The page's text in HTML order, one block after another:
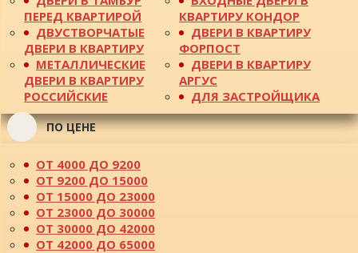
ПЕРЕД КВАРТИРОЙ
ДВУСТВОРЧАТЫЕ
ДВЕРИ В КВАРТИРУ
МЕТАЛЛИЧЕСКИЕ
ДВЕРИ В КВАРТИРУ
РОССИЙСКИЕ
КВАРТИРУ КОНДОР
ДВЕРИ В КВАРТИРУ
ФОРПОСТ
ДВЕРИ В КВАРТИРУ
АРГУС
ДЛЯ ЗАСТРОЙЩИКА
ПО ЦЕНЕ
ОТ 4000 ДО 9200
ОТ 9200 ДО 15000
ОТ 15000 ДО 23000
ОТ 23000 ДО 30000
ОТ 30000 ДО 42000
ОТ 42000 ДО 65000